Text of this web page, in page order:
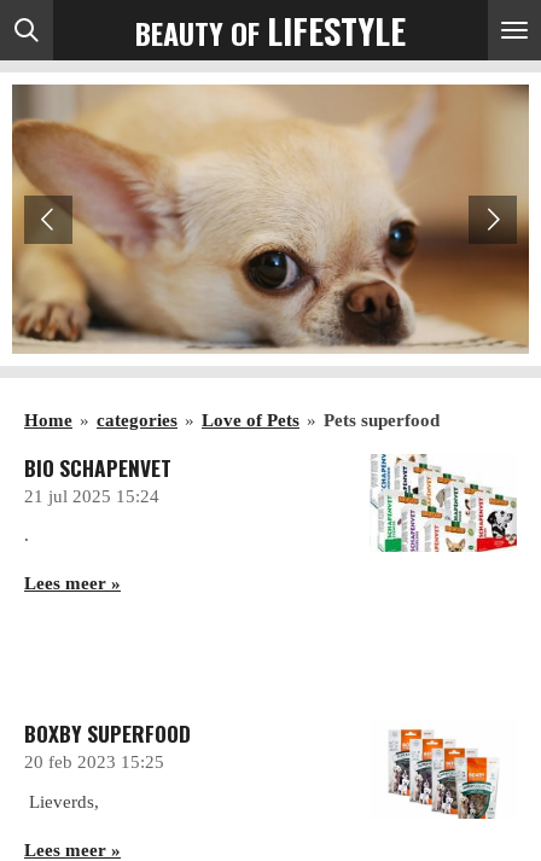
Ga
direct
naar
de
hoofdinhoud
BEAUTY OF LIFESTYLE
Home » categories » Love of Pets » Pets superfood
BIO SCHAPENVET
21 jul 2025 15:24
.
Lees meer »
BOXBY SUPERFOOD
20 feb 2023 15:25
Lieverds,
Lees meer »